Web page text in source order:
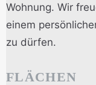
Wohnung. Wir
einem
zu dürfen.
FLÄCHEN